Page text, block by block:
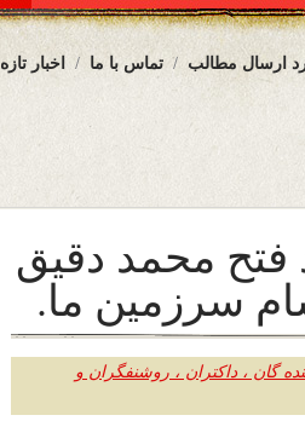
اخبار تازه تماس با ما ارسال مطالب
فتح محمد دقیق
سرزمین ما.
گان ، داکتران ، روشنفگران و